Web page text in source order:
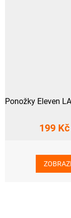
Ponožky Eleven
199 Kč